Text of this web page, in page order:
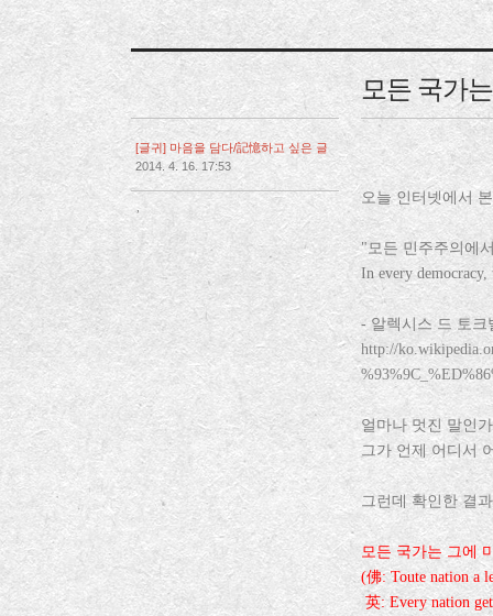
[글귀] 마음을 담다/記憶하고 싶은 글
2014. 4. 16. 17:53
모든 국가
오늘 인터넷에서
"모든 민주주의에
In every democracy,
- 알렉시스 드 토크
http://
얼마나 멋진 말인
그가 언제 어디서
그런데 확인한 결
모든 국가는 그에
(佛: Toute nation a
英: Every nation